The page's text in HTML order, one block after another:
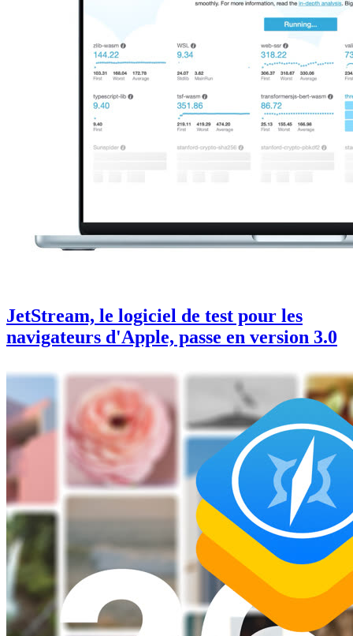
JetStream, le logiciel de test pour les
navigateurs d'Apple, passe en version 3.0